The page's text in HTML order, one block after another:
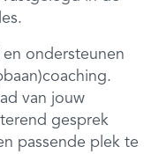
ondersteunen
van jouw
gesprek
passende plek te